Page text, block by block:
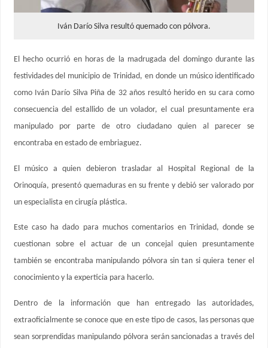
Iván Darío Silva resultó quemado con pólvora.
El hecho ocurrió en horas de la madrugada del domingo durante las
festividades del municipio de Trinidad, en donde un músico identificado
como Iván Darío Silva Piña de 32 años resultó herido en su cara como
consecuencia del estallido de un volador, el cual presuntamente era
manipulado por parte de otro ciudadano quien al parecer se
encontraba en estado de embriaguez.
El músico a quien debieron trasladar al Hospital Regional de la
Orinoquía, presentó quemaduras en su frente y debió ser valorado por
un especialista en cirugía plástica.
Este caso ha dado para muchos comentarios en Trinidad, donde se
cuestionan sobre el actuar de un concejal quien presuntamente
también se encontraba manipulando pólvora sin tan si quiera tener el
conocimiento y la experticia para hacerlo.
Dentro de la información que han entregado las autoridades,
extraoficialmente se conoce que en este tipo de casos, las personas que
sean sorprendidas manipulando pólvora serán sancionadas a través del